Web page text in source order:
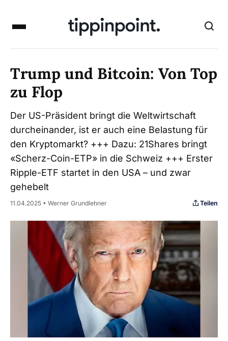
Trump und Bitcoin: Von Top
zu Flop
Der US-Präsident bringt die Weltwirtschaft
durcheinander, ist er auch eine Belastung für
den Kryptomarkt? +++ Dazu: 21Shares bringt
«Scherz-Coin-ETP» in die Schweiz +++ Erster
Ripple-ETF startet in den USA – und zwar
gehebelt
11.04.2025 • Werner Grundlehner Teilen